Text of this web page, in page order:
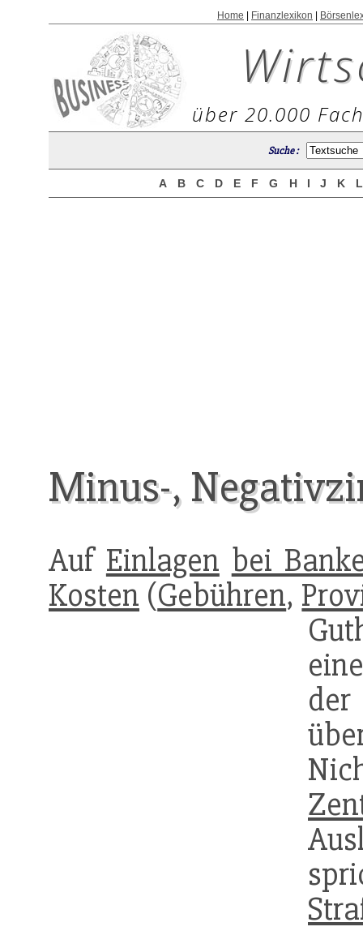
Home Finanzlexikon
über 20.000
Suche :
A B C D E F G H I J K
Minus-,
Auf Einlagen bei
Kosten (Gebühren,